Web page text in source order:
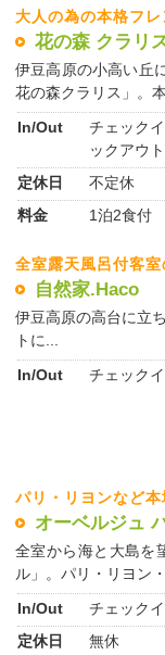
大人の為の本格フ
花の森 クラリ
伊豆高原の小高い丘
花の森クラリス」。
In/Out
チェック
ックアウ
定休日
不定休
料金
1泊2食付
全室露天風呂付客
自然家.Haco
伊豆高原の高台に立
トに...
In/Out
チェック
パリ・リヨンなど
オーベルジュ
全室から海と大島を
ル」。パリ・リヨン
In/Out
チェック
定休日
無休